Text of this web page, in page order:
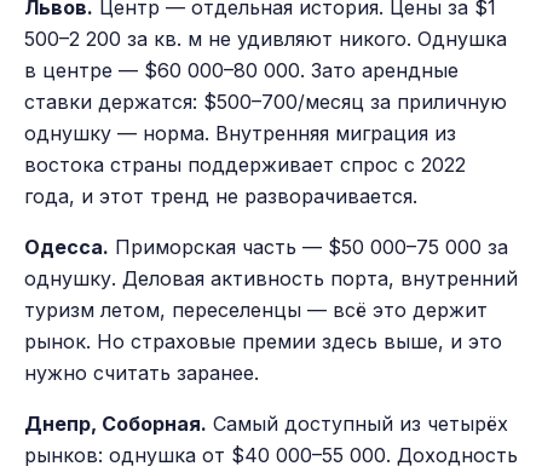
Львов. Центр — отдельная история. Цены за $1
500–2 200 за кв. м не удивляют никого. Однушка
в центре — $60 000–80 000. Зато арендные
ставки держатся: $500–700/месяц за приличную
однушку — норма. Внутренняя миграция из
востока страны поддерживает спрос с 2022
года, и этот тренд не разворачивается.
Одесса. Приморская часть — $50 000–75 000 за
однушку. Деловая активность порта, внутренний
туризм летом, переселенцы — всё это держит
рынок. Но страховые премии здесь выше, и это
нужно считать заранее.
Днепр, Соборная. Самый доступный из четырёх
рынков: однушка от $40 000–55 000. Доходность